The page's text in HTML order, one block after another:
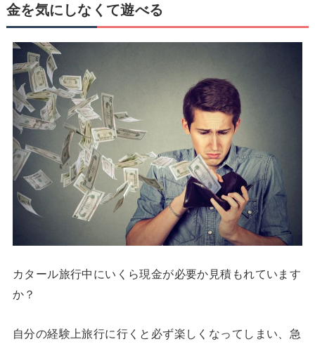
金を気にしなくて遊べる
カタール旅行中にいくら現金が必要か見積もれています
か？
自分の経験上旅行に行くと必ず楽しくなってしまい、急